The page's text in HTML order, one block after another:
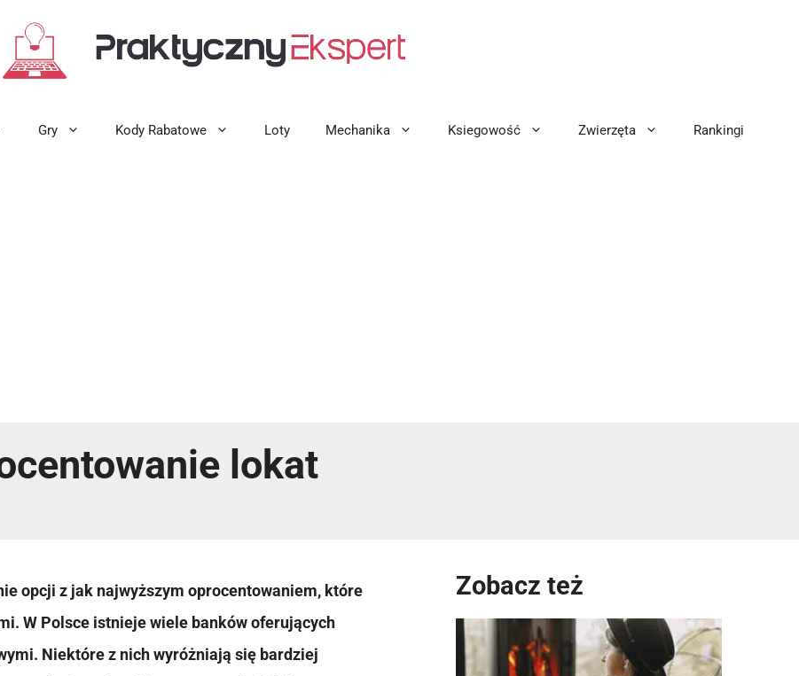
Gry Kody Rabatowe Loty Mechanika Ksiegowość Zwierzęta Rankingi
lokat
opcji z jak najwyższym oprocentowaniem, które
W Polsce istnieje wiele banków oferujących
Niektóre z nich wyróżniają się bardziej
Zobacz też